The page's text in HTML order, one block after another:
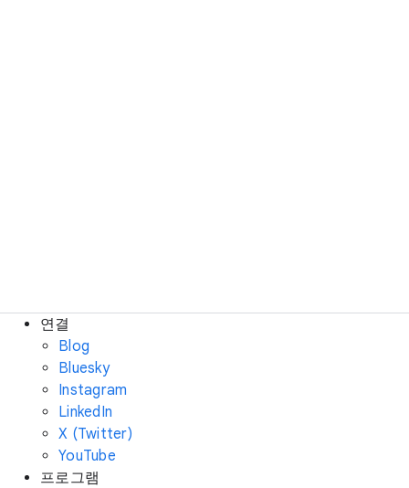
연결
Blog
Bluesky
Instagram
LinkedIn
X (Twitter)
YouTube
프로그램